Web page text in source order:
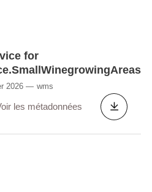
for
2026 wms
les métadonnées